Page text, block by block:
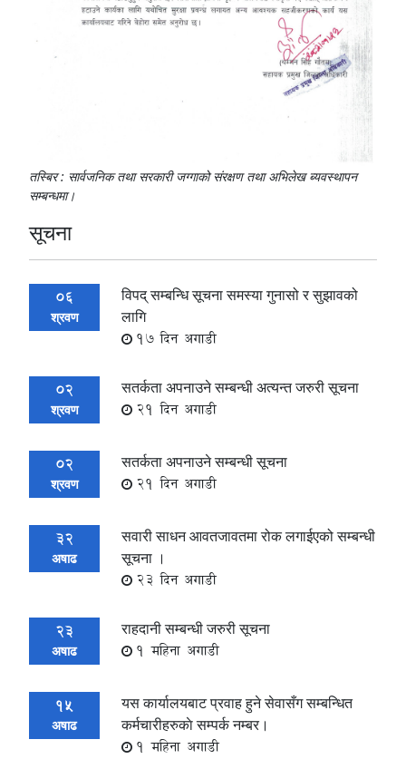
तस्बिर : सार्वजनिक तथा सरकारी जग्गाको संरक्षण तथा अभिलेख ब्यवस्थापन
सम्बन्धमा।
सूचना
06
श्रवण
विपद् सम्बन्धि सूचना समस्या गुनासो र सुझावको
लागि
17 दिन अगाडी
02
श्रवण
सतर्कता अपनाउने सम्बन्धी अत्यन्त जरुरी सूचना
21 दिन अगाडी
02
श्रवण
सतर्कता अपनाउने सम्बन्धी सूचना
21 दिन अगाडी
32
अषाढ
सवारी साधन आवतजावतमा रोक लगाईएको सम्बन्धी
सूचना ।
23 दिन अगाडी
23
अषाढ
राहदानी सम्बन्धी जरुरी सूचना
1 महिना अगाडी
15
अषाढ
यस कार्यालयबाट प्रवाह हुने सेवासँग सम्बन्धित
कर्मचारीहरुकाे सम्पर्क नम्बर।
1 महिना अगाडी